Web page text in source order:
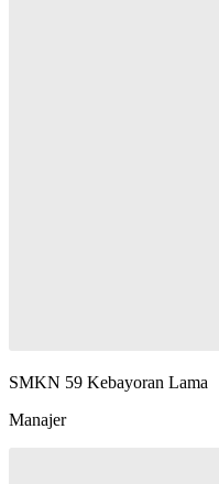
SMKN 59 Kebayoran Lama
Manajer